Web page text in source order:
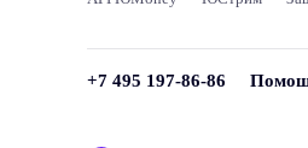
+7 495 197-86-86